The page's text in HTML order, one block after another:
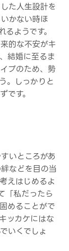
た人生設計を
かない時ほ
ようです。
的な不安がキ
結婚に至るま
プのため、勢
。しっかりと
です。
いところがあ
などを目の当
えはじめるよ
「私だったら
めることがで
ッカケにはな
いくでしょ